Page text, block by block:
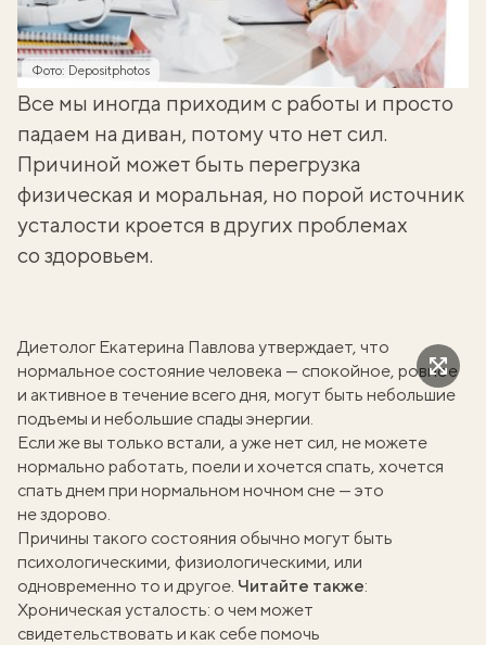
Фото: Depositphotos
Все мы иногда приходим с работы и просто
падаем на диван, потому что нет сил.
Причиной может быть перегрузка
физическая и моральная, но порой источник
усталости кроется в других проблемах
со здоровьем.
Диетолог Екатерина Павлова утверждает, что
нормальное состояние человека — спокойное, ровное
и активное в течение всего дня, могут быть небольшие
подъемы и небольшие спады энергии.
Если же вы только встали, а уже нет сил, не можете
нормально работать, поели и хочется спать, хочется
спать днем при нормальном ночном сне — это
не здорово.
Причины такого состояния обычно могут быть
психологическими, физиологическими, или
одновременно то и другое. Читайте также:
Хроническая усталость: о чем может
свидетельствовать и как себе помочь